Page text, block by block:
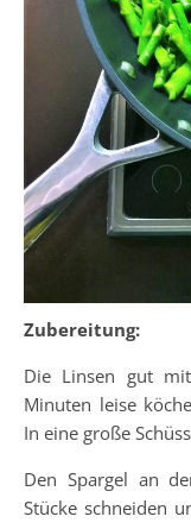
Zubereitung:
Die Linsen gut
Minuten leise
In eine große
Den Spargel an
Stücke schneiden